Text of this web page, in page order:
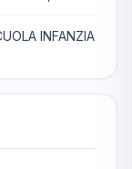
INFANZIA